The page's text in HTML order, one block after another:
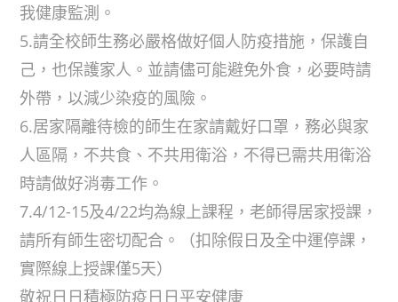
我健康監測。
5.請全校師生務必嚴格做好個人防疫措施，保護自
己，也保護家人。並請儘可能避免外食，必要時請
外帶，以減少染疫的風險。
6.居家隔離待檢的師生在家請戴好口罩，務必與家
人區隔，不共食、不共用衛浴，不得已需共用衛浴
時請做好消毒工作。
7.4/12-15及4/22均為線上課程，老師得居家授課，
請所有師生密切配合。（扣除假日及全中運停課，
實際線上授課僅5天）
敬祝日日積極防疫日日平安健康